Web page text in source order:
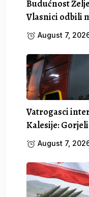
Budućnost
Vlasnici odbili
August 7,
Vatrogasci
Kalesije:
August 7,